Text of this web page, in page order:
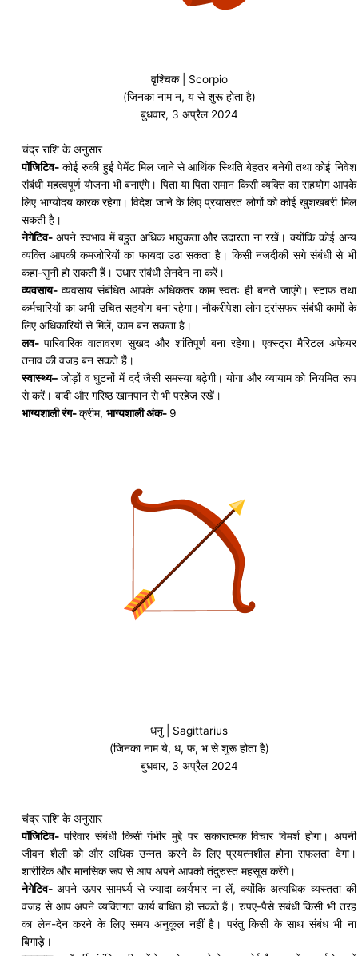
वृश्चिक | Scorpio
(जिनका नाम न, य से शुरू होता है)
बुधवार, 3 अप्रैल 2024
चंद्र राशि के अनुसार
पॉजिटिव- कोई रुकी हुई पेमेंट मिल जाने से आर्थिक स्थिति बेहतर बनेगीतथा कोई निवेश
संबंधी महत्वपूर्ण योजना भी बनाएंगे। पिता या पिता समान किसी व्यक्ति का सहयोग आपके
लिए भाग्योदय कारक रहेगा। विदेश जाने के लिए प्रयासरत लोगों को कोईखुशखबरीमिल
सकती है।
नेगेटिव-अपने स्वभाव में बहुत अधिक भावुकता और उदारता ना रखें। क्योंकि कोई अन्य
व्यक्ति आपकी कमजोरियों का फायदा उठा सकता है। किसी नजदीकी सगे संबंधी से भी
कहा-सुनी हो सकती हैं। उधार संबंधी लेनदेन ना करें।
व्यवसाय-व्यवसाय संबंधित आपके अधिकतर काम स्वतः हीबनते जाएंगे। स्टाफ तथा
कर्मचारियों का अभी उचित सहयोग बना रहेगा। नौकरीपेशा लोग ट्रांसफर संबंधी कामों के
लिए अधिकारियों से मिलें, काम बन सकता है।
लव-पारिवारिक वातावरण सुखद और शांतिपूर्ण बना रहेगा। एक्स्ट्रा मैरिटलअफेयर
तनाव की वजह बन सकते हैं।
स्वास्थ्य–जोड़ोंव घुटनों में दर्द जैसी समस्या बढ़ेगी।योगाऔर व्यायाम को नियमित रूप
से करें।बादीऔर गरिष्ठ खानपान से भी परहेज रखें।
भाग्यशाली रंग-क्रीम,भाग्यशाली अंक- 9
धनु | Sagittarius
(जिनका नाम ये, ध, फ, भ से शुरू होता है)
बुधवार, 3 अप्रैल 2024
चंद्र राशि के अनुसार
पॉजिटिव-परिवार संबंधी किसी गंभीर मुद्दे पर सकारात्मक विचार विमर्श होगा। अपनी
जीवन शैली को और अधिक उन्नत करने के लिए प्रयत्नशील होना सफलता देगा।
शारीरिक और मानसिक रूप से आप अपने आपकोतंदुरुस्त महसूस करेंगे।
नेगेटिव-अपने ऊपर सामर्थ्य से ज्यादा कार्यभार ना लें, क्योंकि अत्यधिक व्यस्तता की
वजह से आप अपने व्यक्तिगत कार्य बाधित हो सकते हैं। रुपए-पैसे संबंधी किसी भी तरह
का लेन-देन करने के लिए समय अनुकूल नहीं है। परंतु किसी के साथ संबंध भी ना
बिगाड़े।